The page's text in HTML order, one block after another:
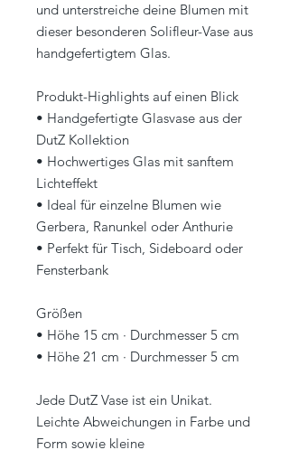
und unterstreiche deine Blumen mit
dieser besonderen Solifleur-Vase aus
handgefertigtem Glas.
Produkt-Highlights auf einen Blick
• Handgefertigte Glasvase aus der
DutZ Kollektion
• Hochwertiges Glas mit sanftem
Lichteffekt
• Ideal für einzelne Blumen wie
Gerbera, Ranunkel oder Anthurie
• Perfekt für Tisch, Sideboard oder
Fensterbank
Größen
• Höhe 15 cm · Durchmesser 5 cm
• Höhe 21 cm · Durchmesser 5 cm
Jede DutZ Vase ist ein Unikat.
Leichte Abweichungen in Farbe und
Form sowie kleine